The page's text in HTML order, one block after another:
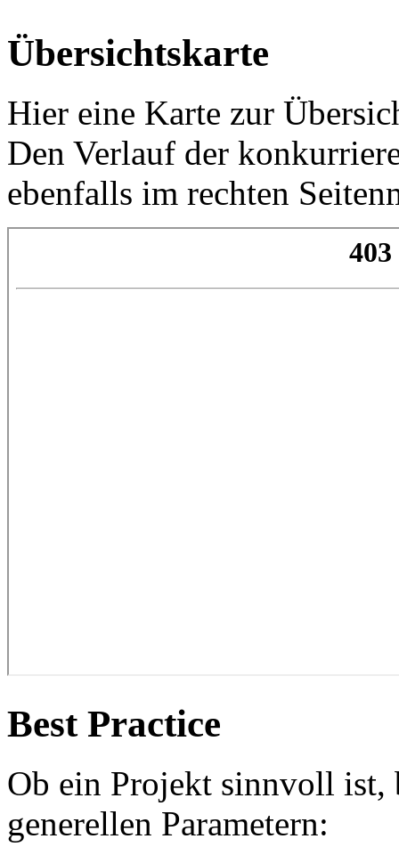
Übersichtskarte
Hier eine Karte zur
Den Verlauf der
ebenfalls im rechten
Best Practice
Ob ein Projekt sinnvoll ist,
generellen Parametern: